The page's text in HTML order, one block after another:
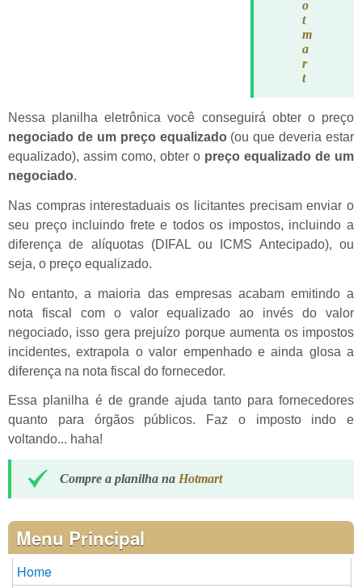
o
t
m
a
r
t
Nessa planilha eletrônica você conseguirá obter o preço
negociado de um preço equalizado(ou que deveria estar
equalizado), assim como, obter o preço equalizado de um
negociado.
Nas compras interestaduais os licitantes precisam enviar o
seu preço incluindo frete e todos os impostos, incluindo a
diferença de alíquotas (DIFAL ou ICMS Antecipado), ou
seja, o preço equalizado.
No entanto, a maioria das empresas acabam emitindo a
nota fiscal com o valor equalizado ao invés do valor
negociado, isso gera prejuízo porque aumenta os impostos
incidentes, extrapola o valor empenhado e ainda glosa a
diferença na nota fiscal do fornecedor.
Essa planilha é de grande ajuda tanto para fornecedores
quanto para órgãos públicos. Faz o imposto indo e
voltando... haha!
Compre a planilha na Hotmart
Menu Principal
Home